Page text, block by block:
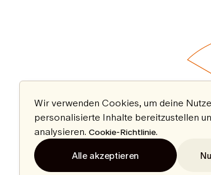
Wir verwenden Cookies, um deine
personalisierte Inhalte bereitzustellen
analysieren. Cookie-Richtlinie.
Alle akzeptieren